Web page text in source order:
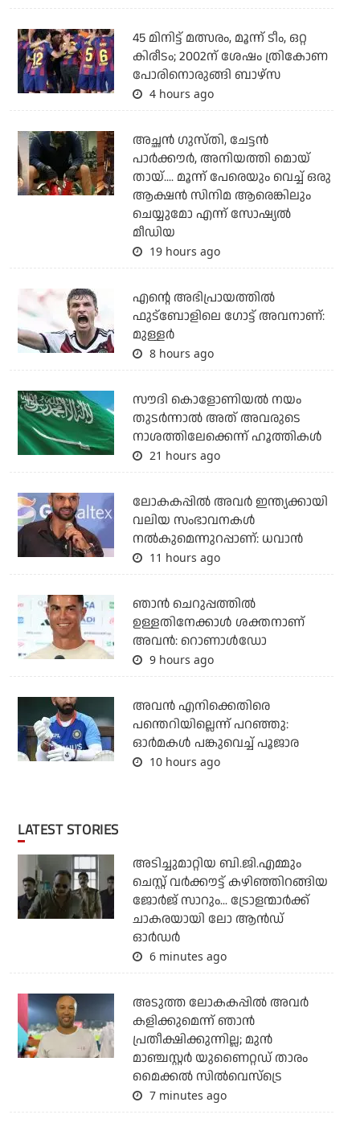
45 മിനിട്ട് മത്സരം, മൂന്ന് ടീം, ഒറ്റ
കിരീടം; 2002ന് ശേഷം ത്രികോണ
പോരിനൊരുങ്ങി ബാഴ്‌സ
4 hours ago
അച്ഛന്‍ ഗുസ്തി, ചേട്ടന്‍
പാര്‍ക്കൗര്‍, അനിയത്തി മൊയ്
തായ്.... മൂന്ന് പേരെയും വെച്ച് ഒരു
ആക്ഷന്‍ സിനിമ ആരെങ്കിലും
ചെയ്യുമോ എന്ന് സോഷ്യല്‍
മീഡിയ
19 hours ago
എന്റെ അഭിപ്രായത്തില്‍
ഫുട്‌ബോളിലെ ഗോട്ട് അവനാണ്:
മുള്ളര്‍
8 hours ago
സൗദി കൊളോണിയല്‍ നയം
തുടര്‍ന്നാല്‍ അത് അവരുടെ
നാശത്തിലേക്കെന്ന് ഹൂത്തികള്‍
21 hours ago
ലോകകപ്പിൽ അവര്‍ ഇന്ത്യക്കായി
വലിയ സംഭാവനകള്‍
നല്‍കുമെന്നുറപ്പാണ്: ധവാന്‍
11 hours ago
ഞാന്‍ ചെറുപ്പത്തില്‍
ഉള്ളതിനേക്കാള്‍ ശക്തനാണ്
അവന്‍: റൊണാള്‍ഡോ
9 hours ago
അവന്‍ എനിക്കെതിരെ
പന്തെറിയില്ലെന്ന് പറഞ്ഞു:
ഓര്‍മകള്‍ പങ്കുവെച്ച് പൂജാര
10 hours ago
LATEST STORIES
അടിച്ചുമാറ്റിയ ബി.ജി.എമ്മും
ചെസ്റ്റ് വര്‍ക്കൗട്ട് കഴിഞ്ഞിറങ്ങിയ
ജോര്‍ജ് സാറും... ട്രോളന്മാര്‍ക്ക്
ചാകരയായി ലോ ആന്‍ഡ്
ഓര്‍ഡര്‍
6 minutes ago
അടുത്ത ലോകകപ്പില്‍ അവര്‍
കളിക്കുമെന്ന് ഞാന്‍
പ്രതീക്ഷിക്കുന്നില്ല; മുന്‍
മാഞ്ചസ്റ്റര്‍ യുണൈറ്റഡ് താരം
മൈക്കൽ സില്‍വെസ്‌ട്രെ
7 minutes ago